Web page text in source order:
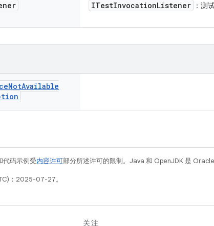
ITestInvocationListener ：测
NotAvailable
代码示例受内容许可部分所述许可的限制。Java 和 OpenJDK 是
：2025-07-27。
关注